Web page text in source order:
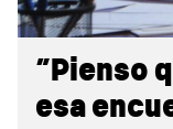
“Pienso
esa